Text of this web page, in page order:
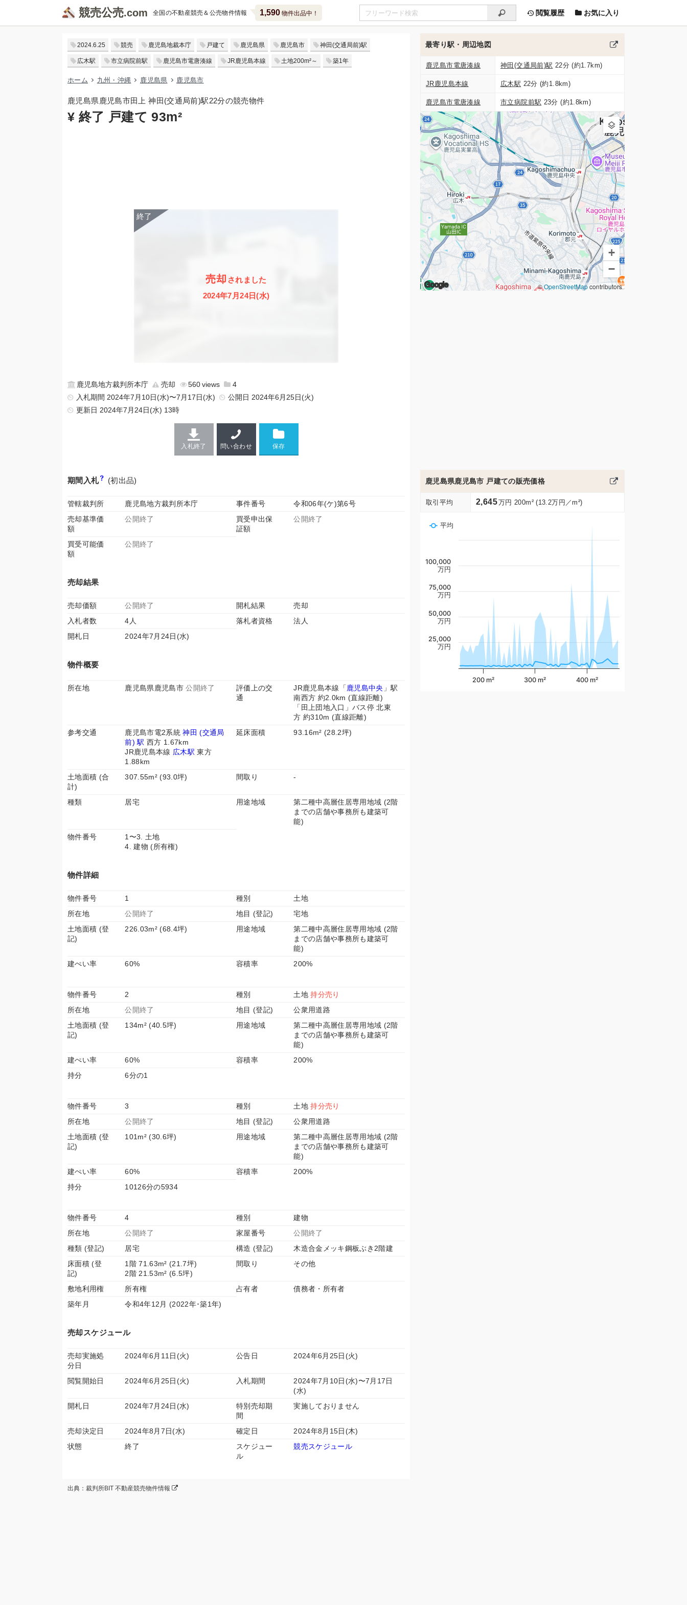
競売公売 全国の不動産競売＆公売物件情報 1,590物件出品中！ 閲覧履歴 お気に入り
2024.6.25 競売 鹿児島地裁本庁 戸建て 鹿児島県 鹿児島市 神田(交通局前)駅
広木駅 市立病院前駅 鹿児島市電唐湊線 JR鹿児島本線 土地200m²～ 築1年
ホーム 九州・沖縄 鹿児島県 鹿児島市
鹿児島県鹿児島市田上 神田(交通局前)駅22分の競売物件
¥ 終了 戸建て 93m²
売却 されました
2024年7月24日(水)
鹿児島地方裁判所本庁 売却 560
4
入札期間 2024年7月10日(水)〜7月17日(水)
公開日 2024年6月25日(火)
更新日 2024年7月24日(水) 13時
入札終了 問い合わせ
期間入札 (初出品)
管轄裁判所 鹿児島地方裁判所本庁 事件番号
令和06年(ケ)第6号
売却基準価
額
公開終了
買受申出保
証額
公開終了
買受可能価
額
公開終了
売却結果
売却価額 公開終了 開札結果
売却
入札者数
4人 落札者資格
法人
開札日
2024年7月24日(水)
物件概要
所在地 鹿児島県鹿児島市公開終了
評価上の交
通
JR鹿児島本線「 鹿児島中央 」駅
南西方 約2.0km (直線距離)
「田上団地入口」バス停 北東
方 約310m (直線距離)
参考交通
鹿児島市電2系統神田 (交通局
前) 駅 西方 1.67km
JR鹿児島本線 広木駅 東方
1.88km
延床面積 93.16m² (28.2坪)
土地面積 (合
計)
307.55m² (93.0坪) 間取り -
種類 居宅 用途地域
第二種中高層住居専用地域 (2階
までの店舗や事務所も建築可
能)
物件番号
1〜3. 土地
4. 建物 (所有権)
物件詳細
物件番号 1 種別
土地
所在地
公開終了 地目 (登記)
宅地
土地面積 (登
記)
226.03m² (68.4坪) 用途地域
第二種中高層住居専用地域 (2階
までの店舗や事務所も建築可
能)
建ぺい率
60% 容積率 200%
物件番号 2 種別 土地持分売り
所在地
公開終了 地目 (登記)
公衆用道路
土地面積 (登
記)
134m² (40.5坪) 用途地域
第二種中高層住居専用地域 (2階
までの店舗や事務所も建築可
能)
建ぺい率
60% 容積率
200%
持分
6分の1
物件番号 3 種別 土地持分売り
所在地
公開終了 地目 (登記)
公衆用道路
土地面積 (登
記)
101m² (30.6坪) 用途地域
第二種中高層住居専用地域 (2階
までの店舗や事務所も建築可
能)
建ぺい率
60% 容積率
200%
持分
10126分の5934
物件番号 4 種別
建物
所在地
公開終了 家屋番号
公開終了
種類 (登記)
居宅 構造 (登記)
木造合金メッキ鋼板ぶき2階建
床面積 (登
記)
1階 71.63m² (21.7坪)
2階 21.53m² (6.5坪)
間取り その他
敷地利用権 所有権 占有者
債務者・所有者
築年月
令和4年12月 (2022年･築1年)
売却スケジュール
売却実施処
分日
2024年6月11日(火) 公告日 2024年6月25日(火)
閲覧開始日 2024年6月25日(火) 入札期間
2024年7月10日(水)〜7月17日
(水)
開札日
2024年7月24日(水)
特別売却期
間
実施しておりません
売却決定日 2024年8月7日(水) 確定日
2024年8月15日(木)
状態
終了
スケジュー
ル
競売スケジュール
出典：裁判所BIT 不動産競売物件情報
最寄り駅・周辺地図
鹿児島市電唐湊線 神田(交通局前)駅 22分 (約1.7km)
JR鹿児島本線 広木駅 22分 (約1.8km)
鹿児島市電唐湊線 市立病院前駅 23分 (約1.8km)
Google
+
−
©OpenStreetMapcontributors
鹿児島県鹿児島市 戸建ての販売価格
取引平均 2,645万円 200m² (13.2万円／m²)
平均
200 m² 300 m² 400 m²
25,000
万円
50,000
万円
75,000
万円
100,000
万円